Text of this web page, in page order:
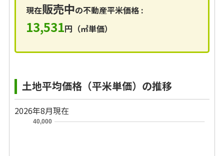
現在販売中の不動産平米価格 :
13,531円（㎡単価）
土地平均価格（平米単価）の推移
2026年8月現在
40,000